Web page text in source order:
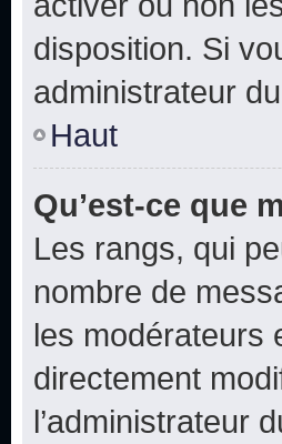
disposition. Si
administrateur
Haut
Qu’est-ce que
Les rangs, qui
nombre de
les modérateurs
directement
l’administrateur